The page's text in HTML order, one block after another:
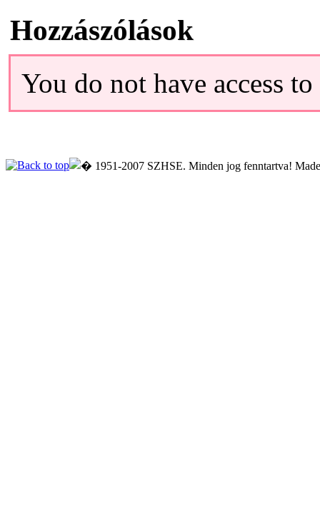
Hozzászólások
You do not have access